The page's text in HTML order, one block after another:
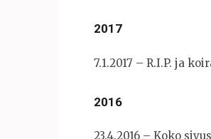
2017
7.1.2017 – R.I.P. ja
2016
23.4.2016 – Koko